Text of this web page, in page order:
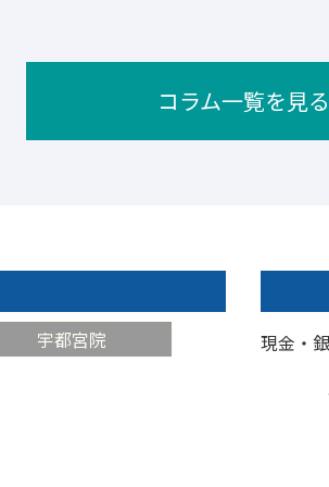
コラム一覧を見る
宇都宮院 現金・